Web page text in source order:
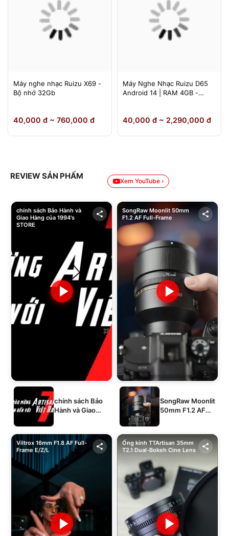
Máy nghe nhạc Ruizu X69 -
Bộ nhớ 32Gb
40,000 đ ~ 760,000 đ
Máy Nghe Nhạc Ruizu D65
Android 14 | RAM 4GB -
64GB Chính Hãng
40,000 đ ~ 2,290,000 đ
REVIEW SẢN PHẨM
Xem YouTube ›
chính sách Bảo Hành và
Giao Hàng của 1994's
STORE
chính sách Bảo
Hành và Giao
SongRaw Moonlit 50mm
F1.2 AF Full-Frame
SongRaw Moonlit
50mm F1.2 AF
Viltrox 16mm F1.8 AF Full-
Frame E/Z/L
Ống kính TTArtisan 35mm
T2.1 Dual-Bokeh Cine Lens